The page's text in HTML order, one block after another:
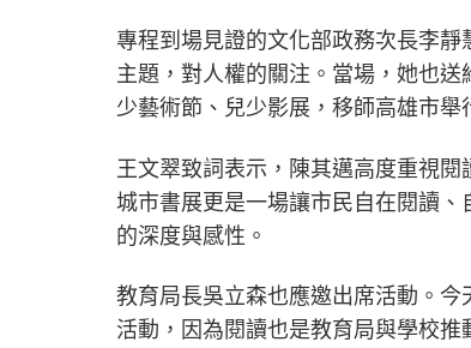
專程到場見證的文化部政務次長李
主題，對人權的關注。當場，她也
少藝術節、兒少影展，移師高雄市舉
王文翠致詞表示，陳其邁高度重視
城市書展更是一場讓市民自在閱讀
的深度與感性。
教育局長吳立森也應邀出席活動。
活動，因為閱讀也是教育局與學校